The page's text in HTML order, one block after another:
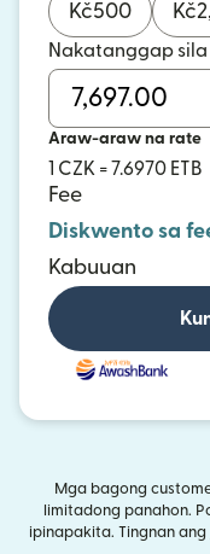
Kč500 Kč
Nakatanggap sila
Araw-araw na rate
1 CZK = 7.6970 ETB
Fee
Diskwento sa
Kabuuan
Mga bagong
limitadong panahon.
ipinapakita. Tingnan ang